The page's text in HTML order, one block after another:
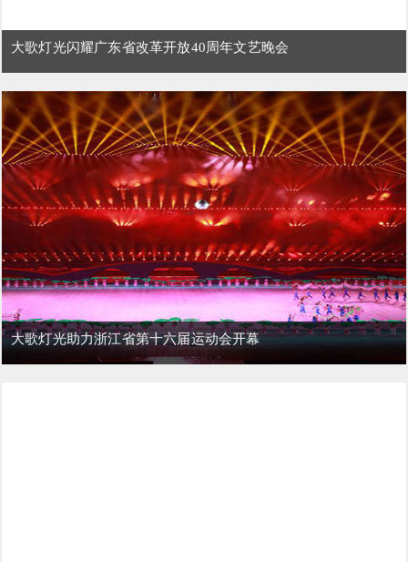
大歌灯光闪耀广东省改革开放40周年文艺晚会
大歌灯光助力浙江省第十六届运动会开幕